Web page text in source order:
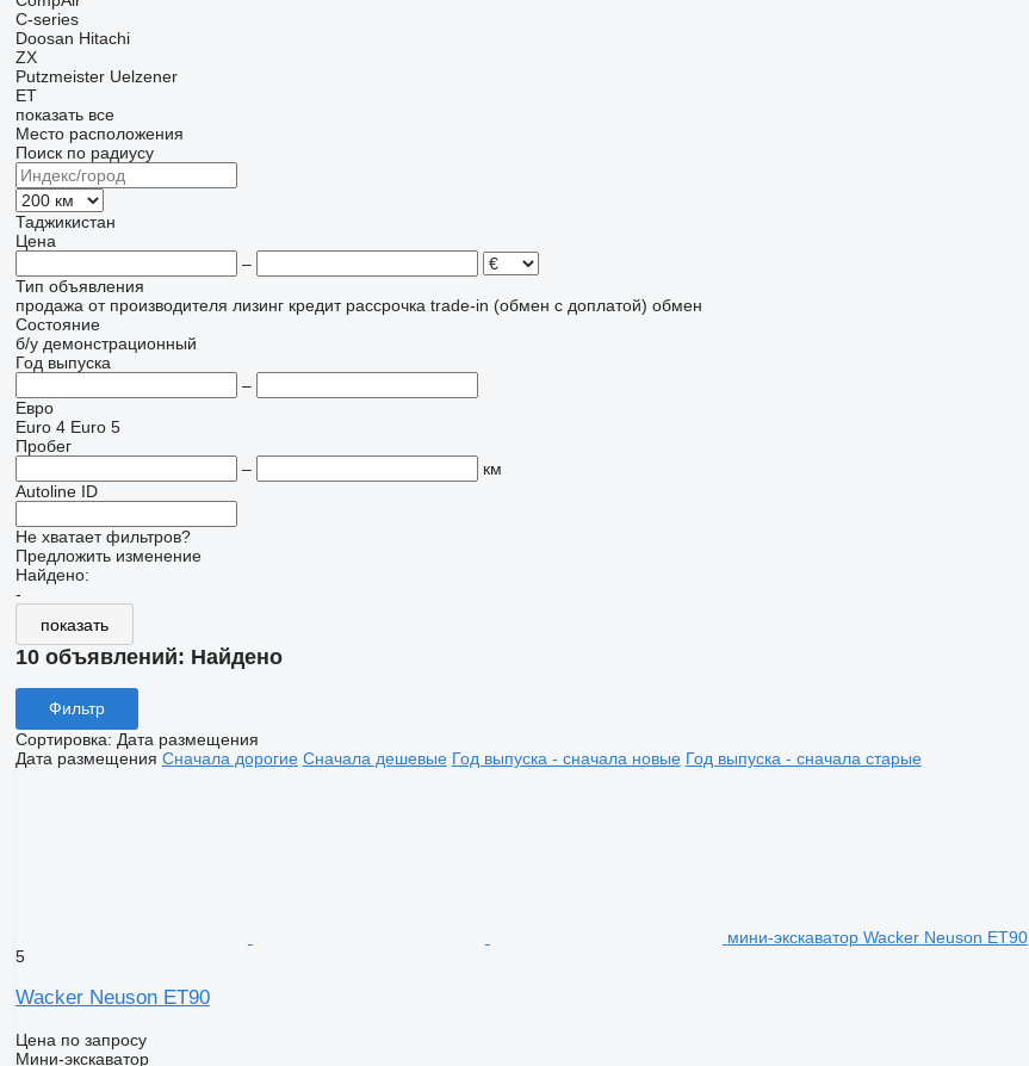
C-series
Doosan Hitachi
ZX
Putzmeister Uelzener
ET
показать все
Место расположения
Поиск по радиусу
Таджикистан
Цена
–
Тип объявления
продажа от производителя лизинг кредит рассрочка trade-in (обмен с доплатой) обмен
Состояние
б/у демонстрационный
Год выпуска
–
Евро
Euro 4 Euro 5
Пробег
–
км
Autoline ID
Не хватает фильтров?
Предложить изменение
Найдено:
-
показать
10 объявлений: Найдено
Фильтр
Сортировка: Дата размещения
Дата размещения Сначала дорогие Сначала дешевые Год выпуска - сначала новые Год выпуска - сначала старые
мини-экскаватор Wacker Neuson ET90
5
Wacker Neuson ET90
Цена по запросу
Мини-экскаватор